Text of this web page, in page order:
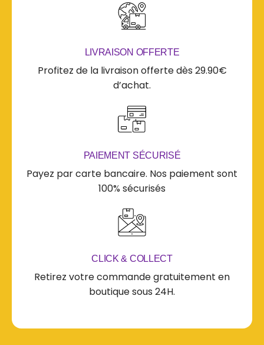
LIVRAISON OFFERTE
Profitez de la livraison offerte dès 29.90€
d’achat.
PAIEMENT SÉCURISÉ
Payez par carte bancaire. Nos paiement sont
100% sécurisés
CLICK & COLLECT
Retirez votre commande gratuitement en
boutique sous 24H.